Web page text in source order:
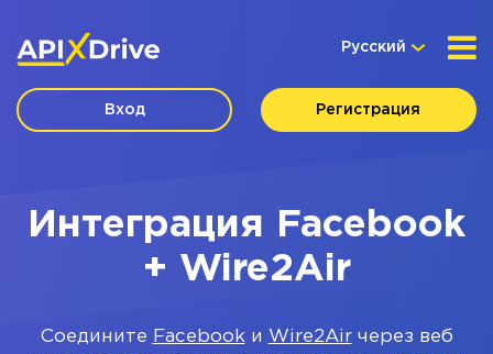
Русский
Вход Регистрация
Интеграция Facebook
+ Wire2Air
Соедините Facebookи Wire2Airчерез веб